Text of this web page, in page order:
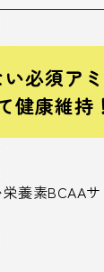
必須ア
健康維持
養素BCAA